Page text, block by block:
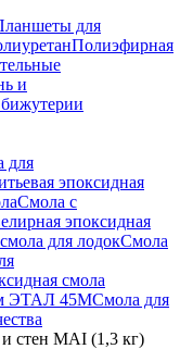
для
Полиэфирная
и
для
эпоксидная
Смола с
эпоксидная
для лодокСмола
смола
ЭТАЛ 45МСмола для
стен MAI (1,3 кг)